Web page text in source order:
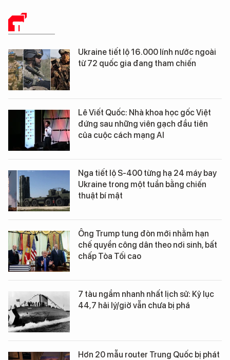
THẾ GIỚI
Ukraine tiết lộ 16.000 lính nước ngoài
từ 72 quốc gia đang tham chiến
Lê Viết Quốc: Nhà khoa học gốc Việt
đứng sau những viên gạch đầu tiên
của cuộc cách mạng AI
Nga tiết lộ S-400 từng hạ 24 máy bay
Ukraine trong một tuần bằng chiến
thuật bí mật
Ông Trump tung đòn mới nhằm hạn
chế quyền công dân theo nơi sinh, bất
chấp Tòa Tối cao
7 tàu ngầm nhanh nhất lịch sử: Kỷ lục
44,7 hải lý/giờ vẫn chưa bị phá
Hơn 20 mẫu router Trung Quốc bị phát